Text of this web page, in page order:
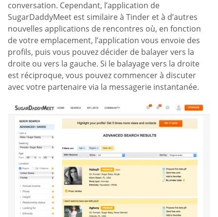
conversation. Cependant, l’application de
SugarDaddyMeet est similaire à Tinder et à d’autres
nouvelles applications de rencontres où, en fonction
de votre emplacement, l’application vous envoie des
profils, puis vous pouvez décider de balayer vers la
droite ou vers la gauche. Si le balayage vers la droite
est réciproque, vous pouvez commencer à discuter
avec votre partenaire via la messagerie instantanée.